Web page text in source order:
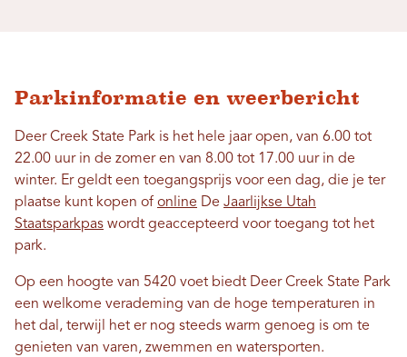
Parkinformatie en weerbericht
Deer Creek State Park is het hele jaar open, van 6.00 tot
22.00 uur in de zomer en van 8.00 tot 17.00 uur in de
winter. Er geldt een toegangsprijs voor een dag, die je ter
plaatse kunt kopen of online De Jaarlijkse Utah
Staatsparkpas wordt geaccepteerd voor toegang tot het
park.
Op een hoogte van 5420 voet biedt Deer Creek State Park
een welkome verademing van de hoge temperaturen in
het dal, terwijl het er nog steeds warm genoeg is om te
genieten van varen, zwemmen en watersporten.